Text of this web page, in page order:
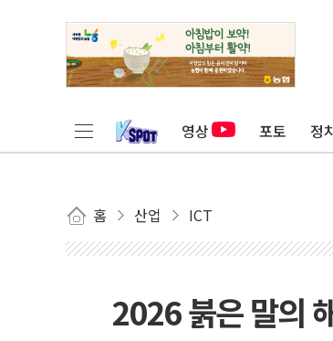
영상 포토 정
홈 산업 ICT
2026 붉은 말의